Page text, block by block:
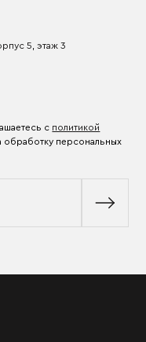
5, этаж 3
с политикой
обработку персональных